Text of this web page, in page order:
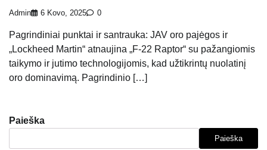
Admin 6 Kovo, 2025 0
Pagrindiniai punktai ir santrauka: JAV oro pajėgos ir
„Lockheed Martin“ atnaujina „F-22 Raptor“ su pažangiomis
taikymo ir jutimo technologijomis, kad užtikrintų nuolatinį
oro dominavimą. Pagrindinio […]
Paieška
Paieška